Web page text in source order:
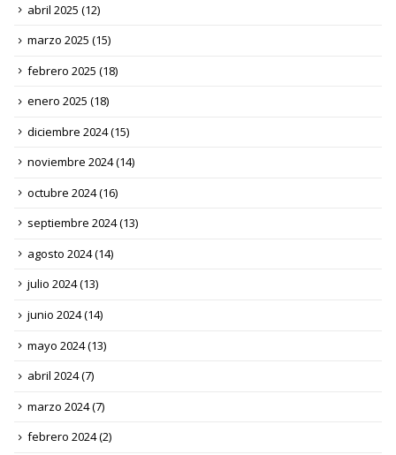
abril 2025 (12)
marzo 2025 (15)
febrero 2025 (18)
enero 2025 (18)
diciembre 2024(15)
noviembre 2024(14)
octubre 2024(16)
septiembre 2024(13)
agosto 2024(14)
julio 2024(13)
junio 2024(14)
mayo 2024(13)
abril 2024(7)
marzo 2024(7)
febrero 2024(2)